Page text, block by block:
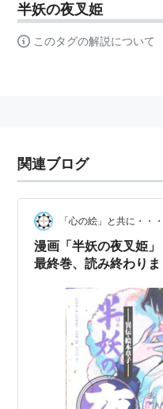
半妖の夜叉姫
このタグの解説について
関連ブログ
「心の絵」と共に・・・
漫画「半妖の夜叉姫
最終巻、読み終わりま